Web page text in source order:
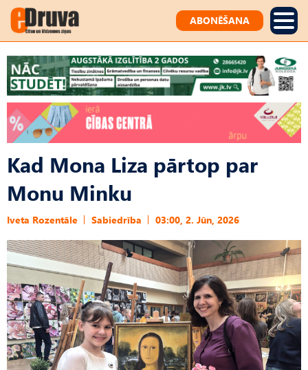
ABONĒŠANA
Kad Mona Liza pārtop par
Monu Minku
Iveta Rozentāle Sabiedrība 03:00, 2. Jūn, 2026